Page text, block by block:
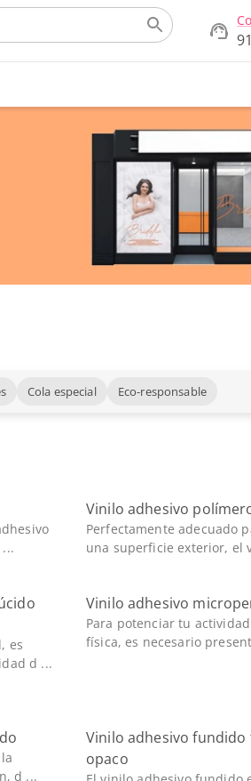
Cola especial Eco-responsable
Vinilo adhesivo
Perfectamente adecuado
una superficie exterior, el
es
d ...
Vinilo adhesivo
Para potenciar tu
física, es necesario
d ...
Vinilo adhesivo fundido
opaco